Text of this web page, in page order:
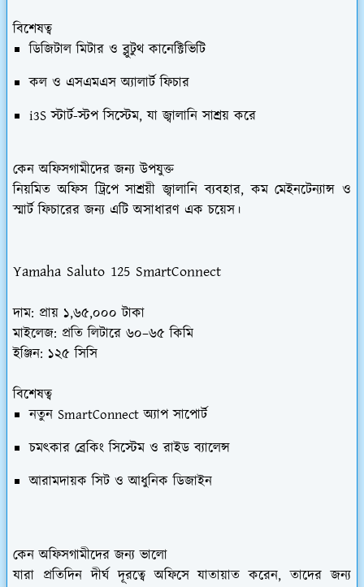
বিশেষত্ব
ডিজিটাল মিটার ও ব্লুটুথ কানেক্টিভিটি
কল ও এসএমএস অ্যালার্ট ফিচার
i3S স্টার্ট-স্টপ সিস্টেম, যা জ্বালানি সাশ্রয় করে
কেন অফিসগামীদের জন্য উপযুক্ত
নিয়মিত অফিস ট্রিপে সাশ্রয়ী জ্বালানি ব্যবহার, কম মেইনটেন্যান্স ও
স্মার্ট ফিচারের জন্য এটি অসাধারণ এক চয়েস।
Yamaha Saluto 125 SmartConnect
দাম: প্রায় ১,৬৫,০০০ টাকা
মাইলেজ: প্রতি লিটারে ৬০–৬৫ কিমি
ইঞ্জিন: ১২৫ সিসি
বিশেষত্ব
নতুন SmartConnect অ্যাপ সাপোর্ট
চমৎকার ব্রেকিং সিস্টেম ও রাইড ব্যালেন্স
আরামদায়ক সিট ও আধুনিক ডিজাইন
কেন অফিসগামীদের জন্য ভালো
যারা প্রতিদিন দীর্ঘ দূরত্বে অফিসে যাতায়াত করেন, তাদের জন্য